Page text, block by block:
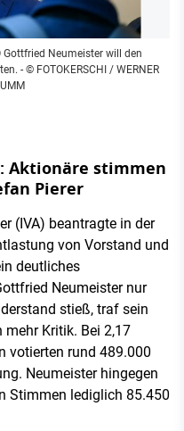
Gottfried Neumeister will den
- © FOTOKERSCHI / WERNER
Aktionäre stimmen
Pierer
(IVA) beantragte in der
von Vorstand und
deutliches
Neumeister nur
stieß, traf sein
Kritik. Bei 2,17
votierten rund 489.000
Neumeister hingegen
Stimmen lediglich 85.450